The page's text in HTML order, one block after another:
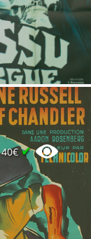
40€✔